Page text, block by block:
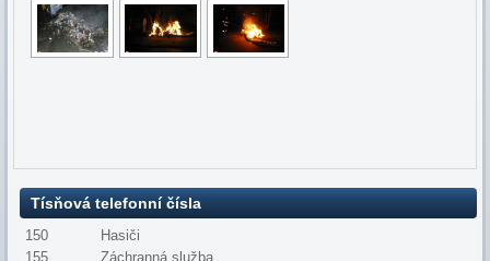
Tísňová telefonní čísla
150
Hasiči
155
Záchranná služba